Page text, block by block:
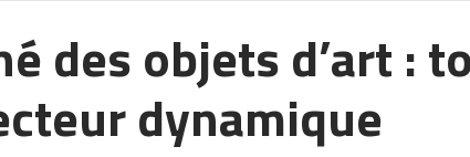
des objets d’art :
dynamique